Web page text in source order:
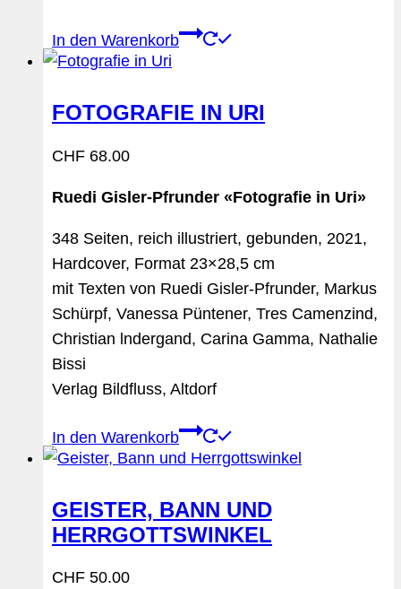
In den Warenkorb
FOTOGRAFIE IN URI
CHF 68.00
Ruedi Gisler-Pfrunder «Fotografie in Uri»
348 Seiten, reich illustriert, gebunden, 2021,
Hardcover, Format 23×28,5 cm
mit Texten von Ruedi Gisler-Pfrunder, Markus
Schürpf, Vanessa Püntener, Tres Camenzind,
Christian lndergand, Carina Gamma, Nathalie
Bissi
Verlag Bildfluss, Altdorf
In den Warenkorb
GEISTER, BANN UND
HERRGOTTSWINKEL
CHF 50.00